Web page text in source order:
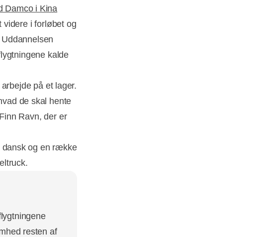
Damco i Kina
videre i forløbet og
kalde
på et lager.
de skal hente
Ravn, der er
dansk og en række
resten af